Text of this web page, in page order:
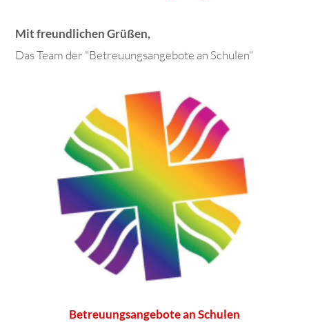
Mit freundlichen Grüßen,
Das Team der "Betreuungsangebote an Schulen"
Betreuungsangebote an Schulen